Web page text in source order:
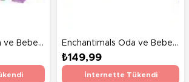
ve Bebek
ve
Enchantimals Oda ve Bebek
Oyun Setleri Snore Ayıcık ve
Ayı Bren FRH46
₺149,99
İnternette Tükendi